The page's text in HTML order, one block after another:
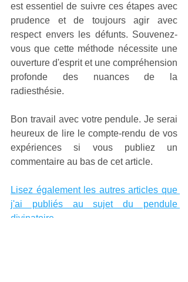
est essentiel de suivre ces étapes avec
prudence et de toujours agir avec
respect envers les défunts. Souvenez-
vous que cette méthode nécessite une
ouverture d'esprit et une compréhension
profonde des nuances de la
radiesthésie.
Bon travail avec votre pendule. Je serai
heureux de lire le compte-rendu de vos
expériences si vous publiez un
commentaire au bas de cet article.
Lisez également les autres articles que
j'ai publiés au sujet du pendule
divinatoire.